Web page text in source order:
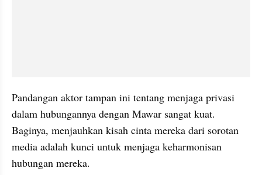
Pandangan aktor tampan ini tentang menjaga privasi
dalam hubungannya dengan Mawar sangat kuat.
Baginya, menjauhkan kisah cinta mereka dari sorotan
media adalah kunci untuk menjaga keharmonisan
hubungan mereka.